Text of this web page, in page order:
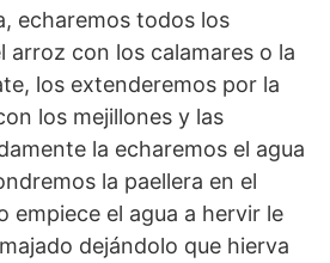
echaremos todos los
arroz con los calamares o la
los extenderemos por la
los mejillones y las
la echaremos el agua
la paellera en el
empiece el agua a hervir le
dejándolo que hierva